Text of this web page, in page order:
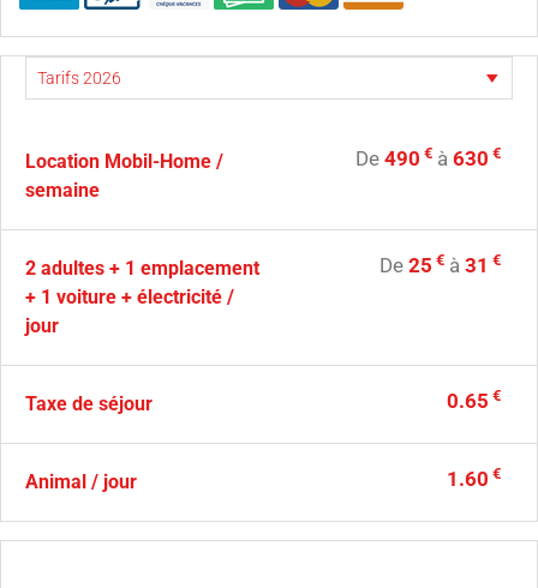
Location Mobil-Home /
semaine
De 490 € à 630 €
2 adultes + 1 emplacement
+ 1 voiture + électricité /
jour
De 25 € à 31 €
Taxe de séjour 0.65 €
Animal / jour 1.60 €